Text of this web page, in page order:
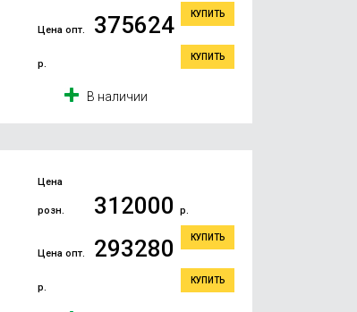
КУПИТЬ
Цена опт. 375624
р.
КУПИТЬ
В наличии
Цена
розн. 312000 р.
КУПИТЬ
Цена опт. 293280
р.
КУПИТЬ